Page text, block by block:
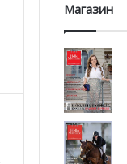
Магазин